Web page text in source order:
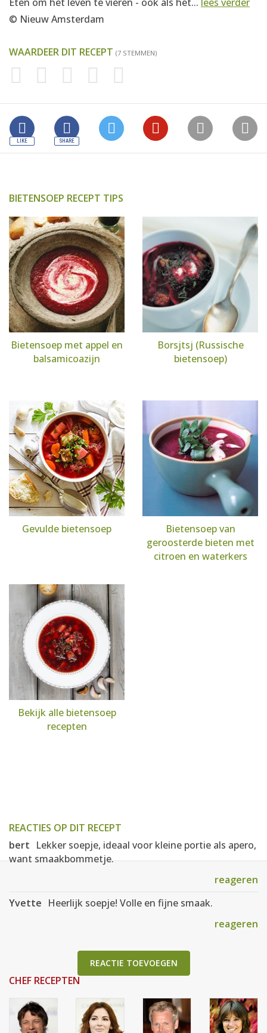
© Nieuw Amsterdam
WAARDEER DIT RECEPT (7 STEMMEN)
BIETENSOEP RECEPT TIPS
Bietensoep met appel en
balsamicoazijn
Borsjtsj (Russische
bietensoep)
Gevulde bietensoep
Bietensoep van
geroosterde bieten met
citroen en waterkers
Bekijk alle bietensoep
recepten
REACTIES OP DIT RECEPT
bert Lekker soepje, ideaal voor kleine portie als apero,
want smaakbommetje.
reageren
Yvette Heerlijk soepje! Volle en fijne smaak.
reageren
REACTIE TOEVOEGEN
CHEF RECEPTEN